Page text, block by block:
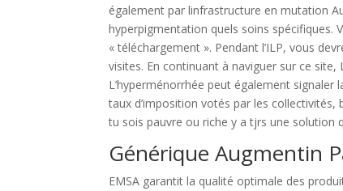
également par linfrastructure en mutation
hyperpigmentation quels soins spécifiques.
« téléchargement ». Pendant l’ILP, vous
visites. En continuant à naviguer sur ce
L’hyperménorrhée peut également signaler
taux d’imposition votés par les
tu sois pauvre ou riche y a tjrs une solution
Générique Augmentin
EMSA garantit la qualité optimale des